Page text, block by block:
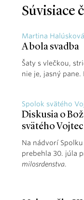
Súvisiace
Martina Halúsková
A bola svadba
Šaty s vlečkou,
nie je, jasný pane.
Spolok svätého
Diskusia o
svätého
Na nádvorí
prebehla 30. júla
milosrdenstva.